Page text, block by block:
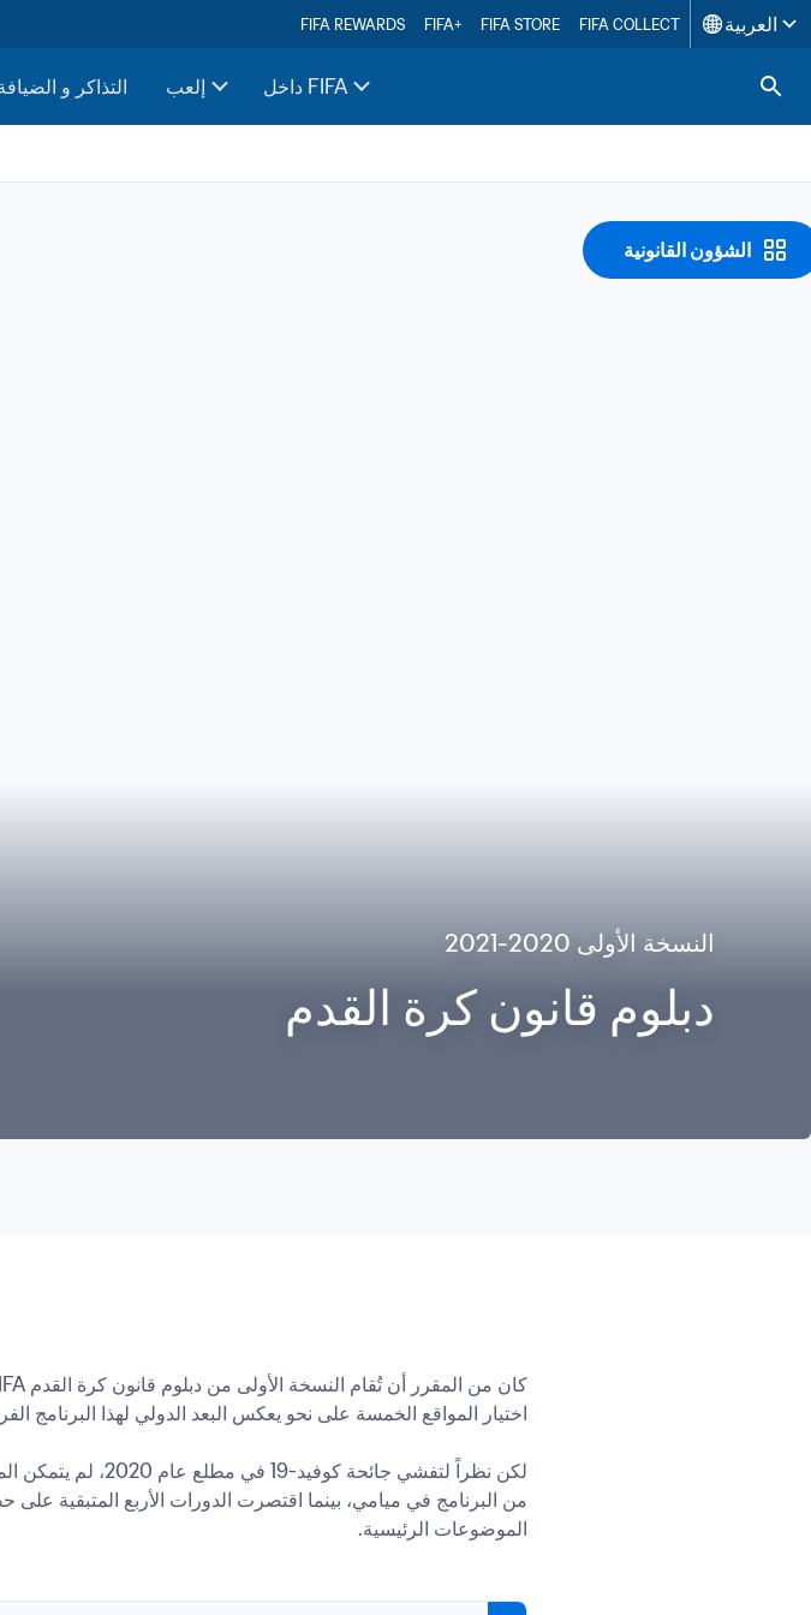
FIFA REWARDS FIFA+ FIFA STORE FIFA COLLECT العربية
التذاكر و إلعب داخل FIFA
الشؤون القانونية
النسخة الأولى 2020-2021
دبلوم قانون كرة القدم
الموضوعات الرئيسية.